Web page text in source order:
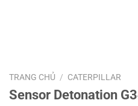
TRANG CHỦ / CATERPILLAR
Sensor Detonation